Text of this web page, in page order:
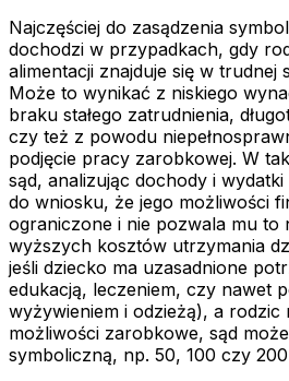
Najczęściej do zasądzenia
dochodzi w przypadkach, gdy
alimentacji znajduje się w trudnej
Może to wynikać z niskiego
braku stałego zatrudnienia,
czy też z powodu
podjęcie pracy zarobkowej. W
sąd, analizując dochody i
do wniosku, że jego możliwości
ograniczone i nie pozwala mu to
wyższych kosztów utrzymania
jeśli dziecko ma uzasadnione
edukacją, leczeniem, czy nawet
wyżywieniem i odzieżą), a rodzic
możliwości zarobkowe, sąd
symboliczną, np. 50, 100 czy